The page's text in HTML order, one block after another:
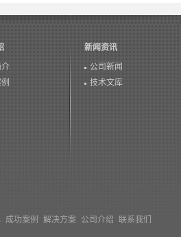
新闻资讯
公司新闻
技术文库
成功案例 解决方案 公司介绍 联系我们